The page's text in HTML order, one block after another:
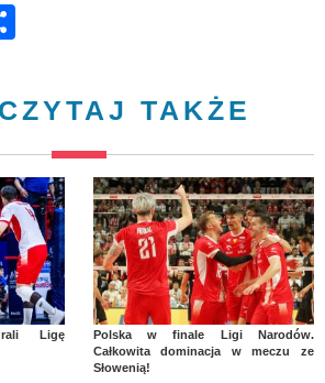
TAKŻE
Ligę
Polska w finale Ligi Narodów.
Całkowita dominacja w meczu ze
Słowenią!